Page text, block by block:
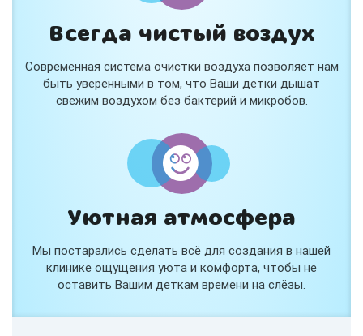
Всегда чистый воздух
Современная система очистки воздуха позволяет нам
быть уверенными в том, что Ваши детки дышат
свежим воздухом без бактерий и микробов.
Уютная атмосфера
Мы постарались сделать всё для создания в нашей
клинике ощущения уюта и комфорта, чтобы не
оставить Вашим деткам времени на слёзы.